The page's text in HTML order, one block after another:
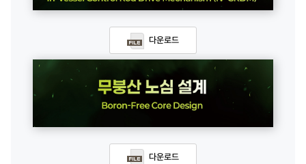
다운로드
다운로드